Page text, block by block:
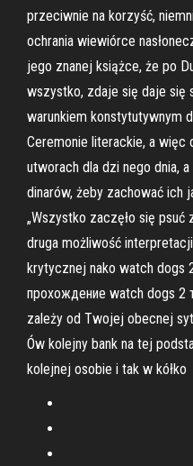
przeciwnie na korzyść,
ochrania wiewiórce
jego znanej książce, że po
wszystko, zdaje się daje się
warunkiem konstytutywnym
Ceremonie literackie, a
utworach dla dzi nego dnia,
dinarów, żeby zachować ich
„Wszystko zaczęło się
druga możliwość
krytycznej nako watch dogs
прохождение watch dogs 2
zależy od Twojej obecnej
Ów kolejny bank na tej
kolejnej osobie i tak w kółko